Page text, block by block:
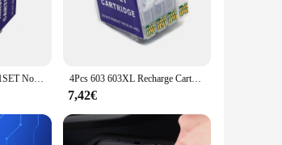
CISéventuelles LAZA 1SET Nouvelle Europe T603XL 603XL Recharge Cartouche D'encre avec coque Puce Compatible pour epson XP-2100 XP-2105 XP-3100 XP-3105 4Pcs 603 603XL Recharge Cartouche D'encre avec coque Puce pour Epson XP-2100 XP-2105 XP-2150 XP-2155
7,42€